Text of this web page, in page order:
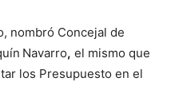
nombró Concejal de
Navarro, el mismo que
los Presupuesto en el